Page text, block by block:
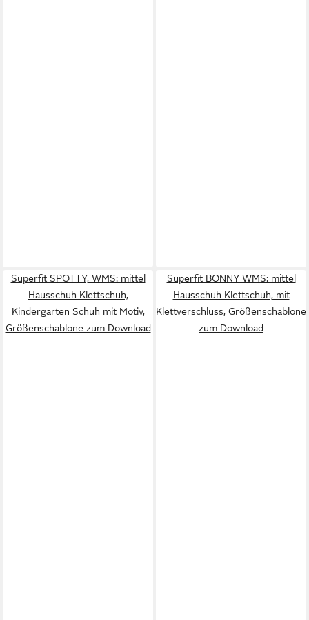
Superfit SPOTTY, WMS: mittel
Hausschuh Klettschuh,
Kindergarten Schuh mit Motiv,
Größenschablone zum Download
Superfit BONNY WMS: mittel
Hausschuh Klettschuh, mit
Klettverschluss, Größenschablone
zum Download